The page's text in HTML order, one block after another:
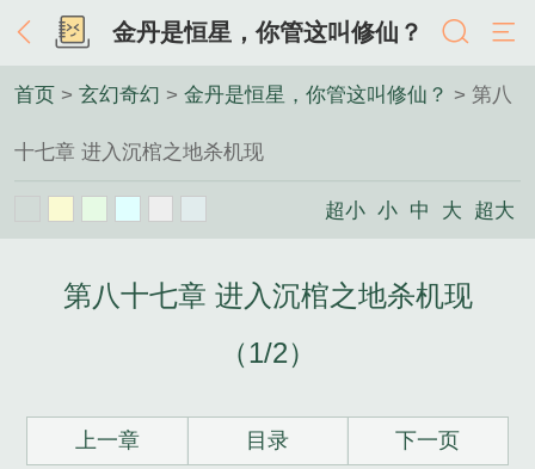
金丹是恒星，你管这叫修仙？
首页 > 玄幻奇幻 > 金丹是恒星，你管这叫修仙？ > 第八
十七章 进入沉棺之地杀机现
超小 小 中 大 超大
第八十七章 进入沉棺之地杀机现
（1/2）
上一章 目录 下一页